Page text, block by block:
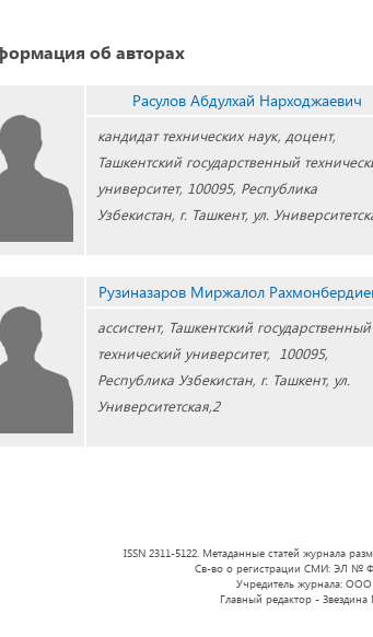
об авторах
Расулов Абдулхай Нарходжаевич
кандидат технических наук, доцент,
Ташкентский государственный
университет, 100095, Республика
Узбекистан, г. Ташкент, ул.
Рузиназаров Миржалол
ассистент, Ташкентский государственный
технический университет, 100095,
Республика Узбекистан, г. Ташкент, ул.
Университетская,2
ISSN 2311-5122. Метаданные статей журнала
Св-во о регистрации СМИ: ЭЛ №
Учредитель журнала:
Главный редактор -